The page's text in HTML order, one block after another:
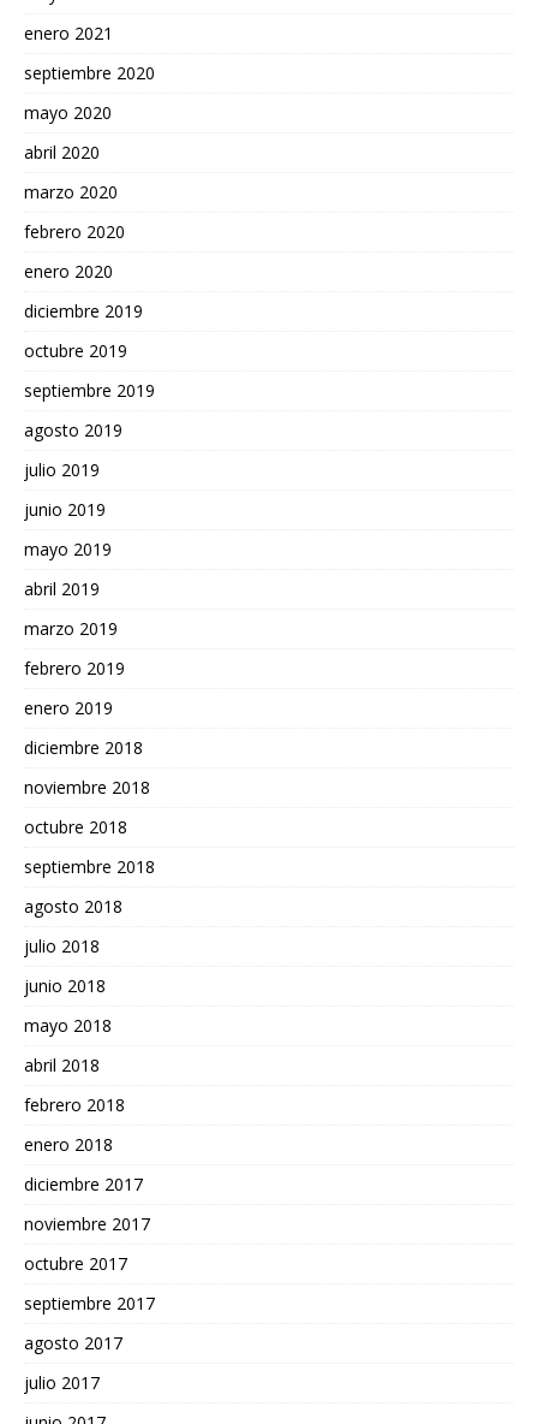
enero 2021
septiembre 2020
mayo 2020
abril 2020
marzo 2020
febrero 2020
enero 2020
diciembre 2019
octubre 2019
septiembre 2019
agosto 2019
julio 2019
junio 2019
mayo 2019
abril 2019
marzo 2019
febrero 2019
enero 2019
diciembre 2018
noviembre 2018
octubre 2018
septiembre 2018
agosto 2018
julio 2018
junio 2018
mayo 2018
abril 2018
febrero 2018
enero 2018
diciembre 2017
noviembre 2017
octubre 2017
septiembre 2017
agosto 2017
julio 2017